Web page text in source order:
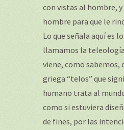
con vistas al hombre, y
hombre para que le
Lo que señala aquí es
llamamos la
viene, como sabemos,
griega “telos” que
humano trata al
como si estuviera
de fines, por las